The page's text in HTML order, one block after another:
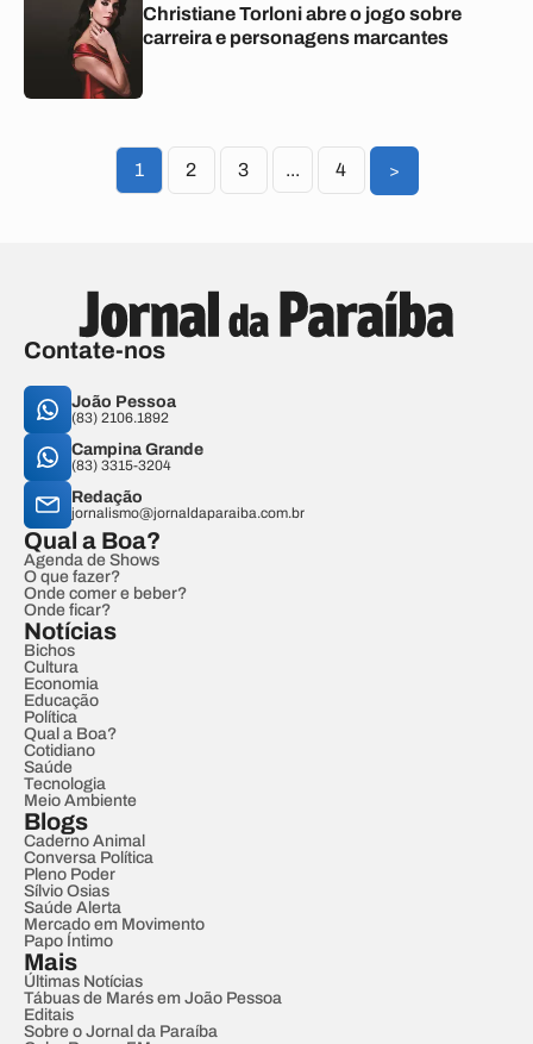
Christiane Torloni abre o jogo sobre
carreira e personagens marcantes
1 2 3 ... 4 >
Contate-nos
João Pessoa
(83) 2106.1892
Campina Grande
(83) 3315-3204
Redação
jornalismo@jornaldaparaiba.com.br
Qual a Boa?
Agenda de Shows
O que fazer?
Onde comer e beber?
Onde ficar?
Notícias
Bichos
Cultura
Economia
Educação
Política
Qual a Boa?
Cotidiano
Saúde
Tecnologia
Meio Ambiente
Blogs
Caderno Animal
Conversa Política
Pleno Poder
Sílvio Osias
Saúde Alerta
Mercado em Movimento
Papo Íntimo
Mais
Últimas Notícias
Tábuas de Marés em João Pessoa
Editais
Sobre o Jornal da Paraíba